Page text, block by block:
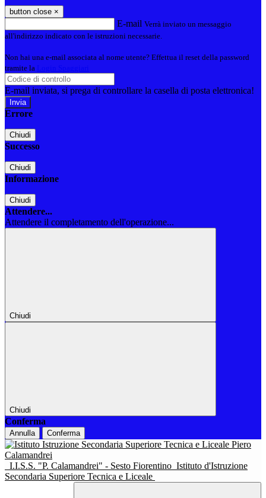
button close ×
E-mail Verrà inviato un messaggio
all'indirizzo indicato con le istruzioni necessarie.
Non hai una e-mail associata al nome utente? Effettua il reset della password
tramite la
E-mail inviata, si prega di controllare la casella di posta elettronica!
Errore
Chiudi
Successo
Chiudi
Informazione
Chiudi
Attendere...
Attendere il completamento dell'operazione...
Chiudi
Chiudi
Conferma
Annulla Conferma
I.I.S.S. "P. Calamandrei" - Sesto Fiorentino Istituto d'Istruzione
Secondaria Superiore Tecnica e Liceale